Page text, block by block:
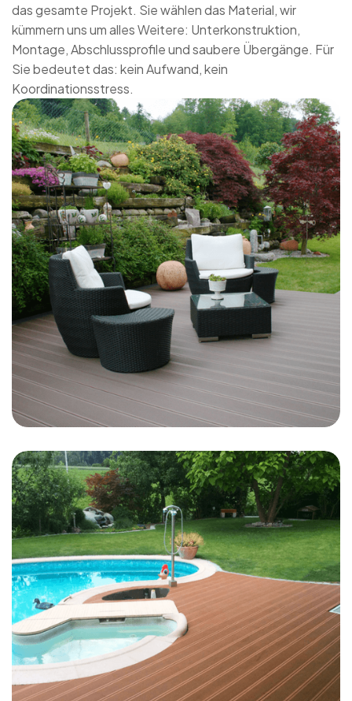
das gesamte Projekt. Sie wählen das Material, wir
kümmern uns um alles Weitere: Unterkonstruktion,
Montage, Abschlussprofile und saubere Übergänge. Für
Sie bedeutet das: kein Aufwand, kein
Koordinationsstress.